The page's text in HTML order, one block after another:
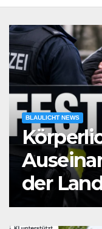
BLAULICHT NEWS
der